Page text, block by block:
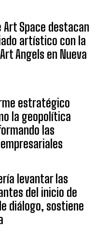
Art Space destacan
artístico con la
Angels en Nueva
estratégico
la geopolítica
las
levantar las
del inicio de
diálogo, sostiene